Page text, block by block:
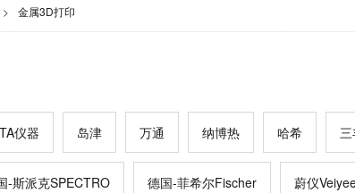
> 金属3D打印
TA仪器 岛津 万通 纳博热 哈希
-斯派克SPECTRO 德国-菲希尔Fischer 蔚仪